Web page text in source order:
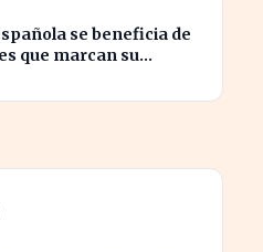
se beneficia de
que marcan su